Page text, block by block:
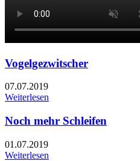
Vogelgezwitscher
07.07.2019
Weiterlesen
Noch mehr Schleifen
01.07.2019
Weiterlesen